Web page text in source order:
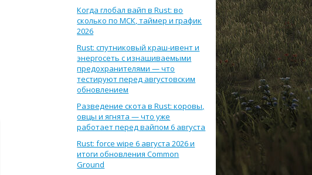
Когда глобал вайп в Rust: во
сколько по МСК, таймер и график
2026
Rust: спутниковый краш-ивент и
энергосеть с изнашиваемыми
предохранителями — что
тестируют перед августовским
обновлением
Разведение скота в Rust: коровы,
овцы и ягнята — что уже
работает перед вайпом 6 августа
Rust: force wipe 6 августа 2026 и
итоги обновления Common
Ground